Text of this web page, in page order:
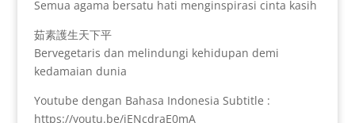
Semua agama bersatu hati menginspirasi cinta kasih
茹素護生天下平
Bervegetaris dan melindungi kehidupan demi
kedamaian dunia
Youtube dengan Bahasa Indonesia Subtitle :
https://youtu.be/iENcdraE0mA